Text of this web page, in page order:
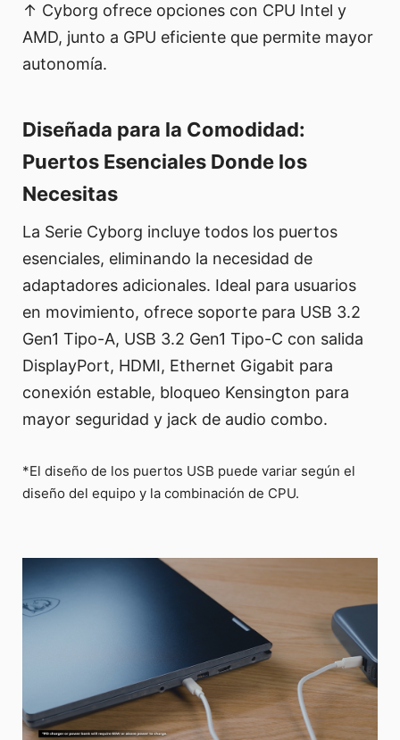
↑ Cyborg ofrece opciones con CPU Intel y
AMD, junto a GPU eficiente que permite mayor
autonomía.
Diseñada para la Comodidad:
Puertos Esenciales Donde los
Necesitas
La Serie Cyborg incluye todos los puertos
esenciales, eliminando la necesidad de
adaptadores adicionales. Ideal para usuarios
en movimiento, ofrece soporte para USB 3.2
Gen1 Tipo-A, USB 3.2 Gen1 Tipo-C con salida
DisplayPort, HDMI, Ethernet Gigabit para
conexión estable, bloqueo Kensington para
mayor seguridad y jack de audio combo.
*El diseño de los puertos USB puede variar según el
diseño del equipo y la combinación de CPU.